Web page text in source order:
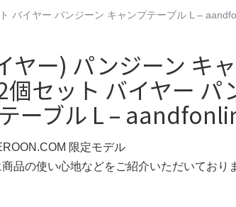
バイヤー パンジーン キャンプテーブル L –
ヤー) パンジーン キ
個セット バイヤー パ
ーブル L –
限定モデル
品の使い心地などをご紹介いただいており